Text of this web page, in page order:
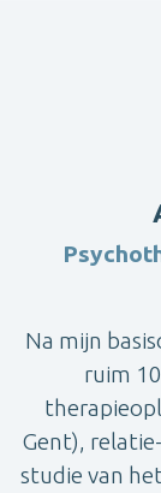
Na mijn
ruim
Gent),
studie van